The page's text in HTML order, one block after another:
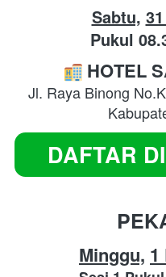
Sabtu,
Pukul
HOTEL
Jl. Raya Binong
DAFTAR
Minggu, 1